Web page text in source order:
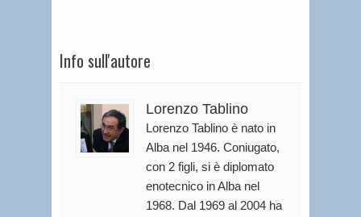
Info sull'autore
Lorenzo Tablino
Lorenzo Tablino è nato in
Alba nel 1946. Coniugato,
con 2 figli, si è diplomato
enotecnico in Alba nel
1968. Dal 1969 al 2004 ha